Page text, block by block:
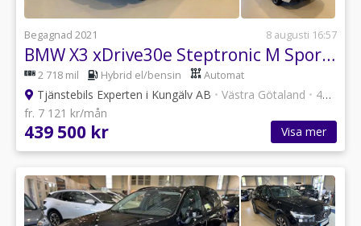
Begagnad 2021 8 augusti 16:57
BMW X3 xDrive30e Steptronic M Sport, HK / HUD
2 718 mil Hybrid el/bensin Automat
Tjänstebils Experten i Kungälv AB • Västra Götaland • 47 annonser
fr. 7 121 kr/mån
439 500 kr Visa mer